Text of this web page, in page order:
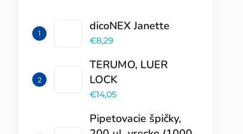
dicoNEX Janette
€8,29
TERUMO, LUER
LOCK
€14,05
Pipetovacie špičky,